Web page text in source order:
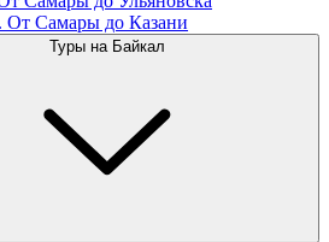
От Самары до Казани
Туры на Байкал